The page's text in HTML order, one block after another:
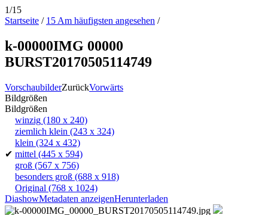
1/15
Startseite / 15 Am häufigsten angesehen /
k-00000IMG 00000
BURST20170505114749
VorschaubilderZurückVorwärts
Bildgrößen
Bildgrößen
winzig (180 x 240)
ziemlich klein (243 x 324)
klein (324 x 432)
✔ mittel (445 x 594)
groß (567 x 756)
besonders groß (688 x 918)
Original (768 x 1024)
DiashowMetadaten anzeigenHerunterladen